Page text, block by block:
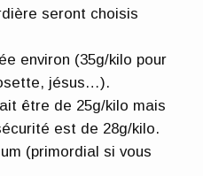
seront choisis
environ (35g/kilo pour
jésus…).
être de 25g/kilo mais
est de 28g/kilo.
(primordial si vous